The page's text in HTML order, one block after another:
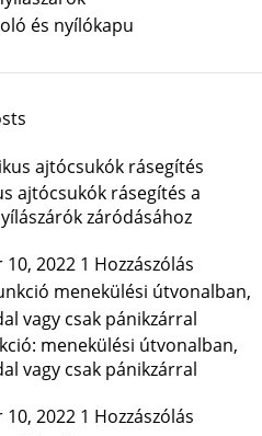
és nyílókapu
ajtócsukók rásegítés a
záródásához
2022 1 Hozzászólás
menekülési útvonalban,
vagy csak pánikzárral
2022 1 Hozzászólás